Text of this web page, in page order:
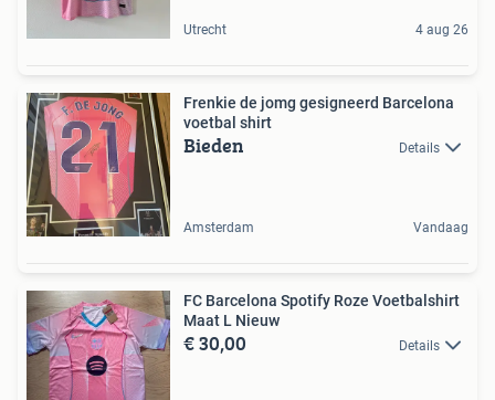
Utrecht 4 aug 26
Frenkie de jomg gesigneerd Barcelona
voetbal shirt
Bieden Details
Amsterdam Vandaag
FC Barcelona Spotify Roze Voetbalshirt
Maat L Nieuw
€ 30,00 Details